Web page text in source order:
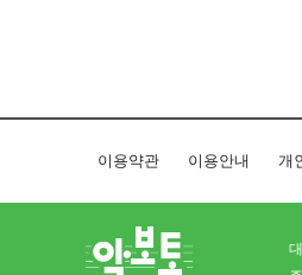
이용약관 이용안내 개